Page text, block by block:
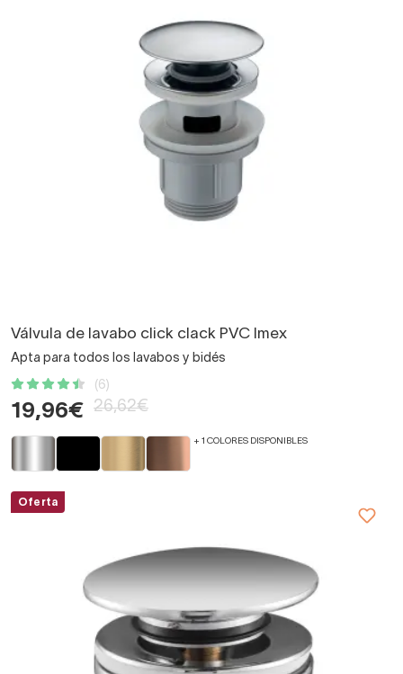
Válvula de lavabo click clack PVC Imex
Apta para todos los lavabos y bidés
(6)
19,96€ 26,62€
+ 1 COLORES DISPONIBLES
Oferta